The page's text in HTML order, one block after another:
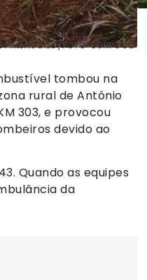
Dias | FOTO: CORPO DE
tombou na
rural de Antônio
303, e provocou
devido ao
Quando as equipes
da